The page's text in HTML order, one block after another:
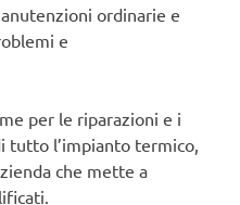
ordinarie e
e
per le riparazioni e i
tutto l’impianto termico,
che mette a